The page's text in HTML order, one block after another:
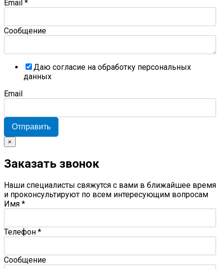
Email *
Сообщение
Даю согласие на обработку персональных
данных
Email
Отправить
×
Заказать звонок
Наши специалисты свяжутся с вами в ближайшее время
и проконсультируют по всем интересующим вопросам
Имя *
Телефон *
Сообщение